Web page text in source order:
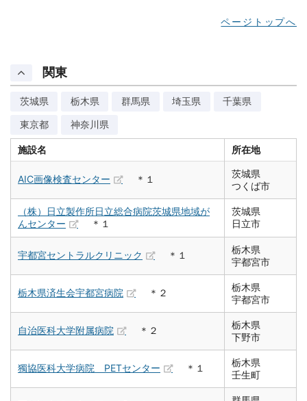
ページトップへ
関東
茨城県 栃木県 群馬県 埼玉県 千葉県
東京都 神奈川県
施設名 所在地
AIC画像検査センター ＊１
茨城県
つくば市
（株）日立製作所日立総合病院茨城県地域が
んセンター
＊１
茨城県
日立市
宇都宮セントラルクリニック ＊１
栃木県
宇都宮市
栃木県済生会宇都宮病院 ＊２
栃木県
宇都宮市
自治医科大学附属病院 ＊２
栃木県
下野市
獨協医科大学病院 PETセンター ＊１
栃木県
壬生町